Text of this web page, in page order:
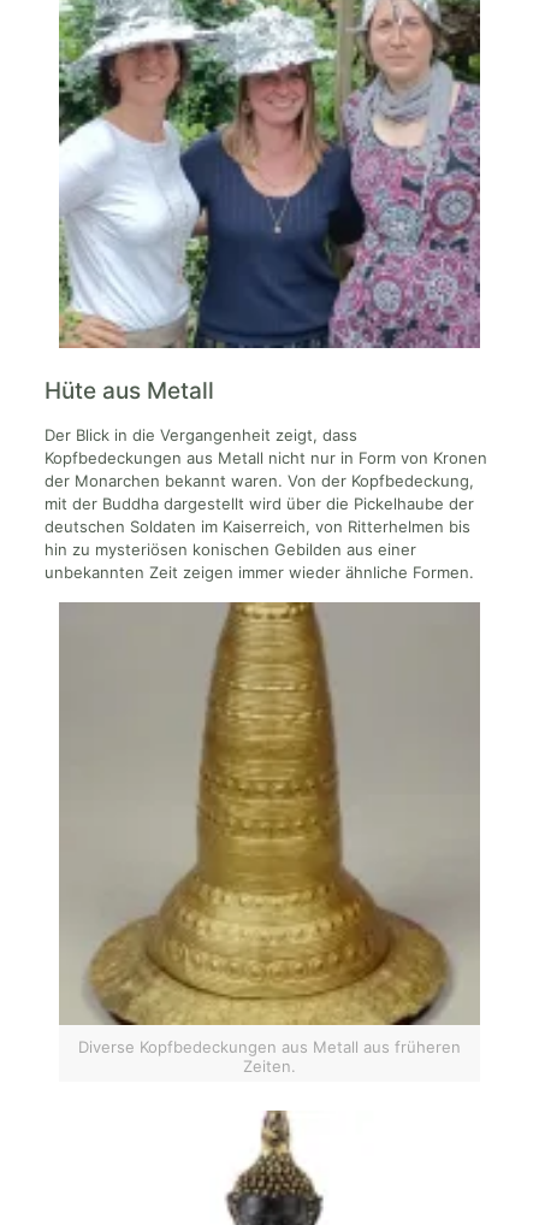
Hüte aus Metall
Der Blick in die Vergangenheit zeigt, dass
Kopfbedeckungen aus Metall nicht nur in Form von Kronen
der Monarchen bekannt waren. Von der Kopfbedeckung,
mit der Buddha dargestellt wird über die Pickelhaube der
deutschen Soldaten im Kaiserreich, von Ritterhelmen bis
hin zu mysteriösen konischen Gebilden aus einer
unbekannten Zeit zeigen immer wieder ähnliche Formen.
Diverse Kopfbedeckungen aus Metall aus früheren
Zeiten.